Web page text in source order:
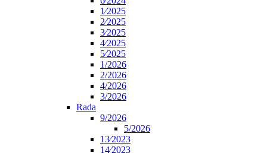
1⁄2025
2⁄2025
3⁄2025
4⁄2025
5⁄2025
1/2026
2/2026
4/2026
3/2026
Rada
9/2026
5/2026
13⁄2023
14⁄2023